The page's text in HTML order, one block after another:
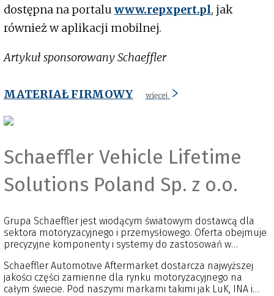
dostępna na portalu www.repxpert.pl, jak
również w aplikacji mobilnej.
Artykuł sponsorowany Schaeffler
MATERIAŁ FIRMOWY więcej
Schaeffler Vehicle Lifetime
Solutions Poland Sp. z o.o.
Grupa Schaeffler jest wiodącym światowym dostawcą dla
sektora motoryzacyjnego i przemysłowego. Oferta obejmuje
precyzyjne komponenty i systemy do zastosowań w
zakresie łożysk tocznych i ślizgowych do wielu zastosowań
przemysłowych.
Schaeffler Automotive Aftermarket dostarcza najwyższej
jakości części zamienne dla rynku motoryzacyjnego na
całym świecie. Pod naszymi markami takimi jak LuK, INA i